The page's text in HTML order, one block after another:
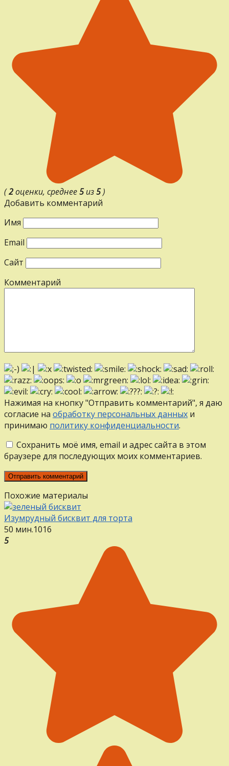
(2оценки, среднее5из5)
Добавить комментарий
Имя
Email
Сайт
Комментарий
Нажимая на кнопку "Отправить комментарий", я даю
согласие на обработку персональных данных и
принимаю политику конфиденциальности.
Сохранить моё имя, email и адрес сайта в этом
браузере для последующих моих комментариев.
Похожие материалы
Изумрудный бисквит для торта
50 мин.1016
5